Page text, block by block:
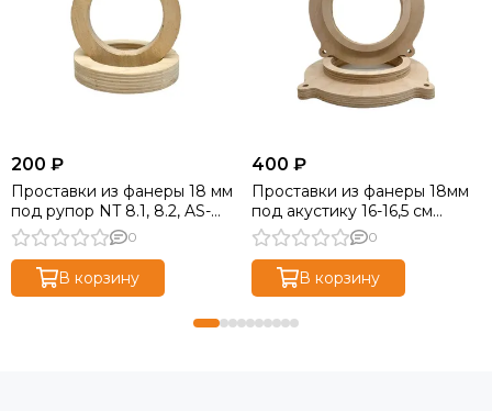
200 ₽
Проставки из фанеры 18 мм
под рупор NT 8.1, 8.2, AS-
BV29
0
В корзину
400 ₽
Проставки из фанеры 18мм
под акустику 16-16,5 см
Mazda CX-5
0
В корзину